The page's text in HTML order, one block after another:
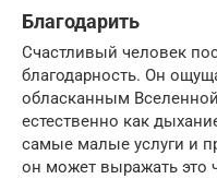
Благодарить
Счастливый человек
благодарность. Он
обласканным
естественно как
самые малые услуги и
он может выражать это